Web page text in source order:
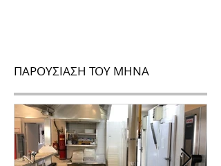
ΠΑΡΟΥΣΙΑΣΗ ΤΟΥ ΜΗΝΑ